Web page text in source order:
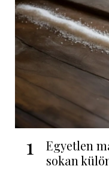
1
Egyetlen
sokan